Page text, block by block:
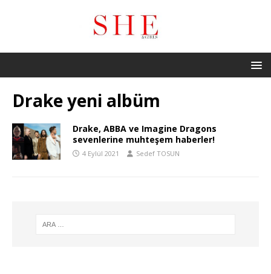
Drake yeni albüm
Drake, ABBA ve Imagine Dragons
sevenlerine muhteşem haberler!
4 Eylül 2021 Sedef TOSUN